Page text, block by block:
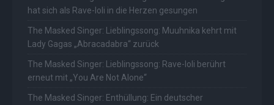
hat sich als Rave-Ioli in die Herzen gesungen
The Masked Singer: Lieblingssong: Muuhnika kehrt mit
Lady Gagas „Abracadabra“ zurück
The Masked Singer: Lieblingssong: Rave-Ioli berührt
erneut mit „You Are Not Alone“
The Masked Singer: Enthüllung: Ein deutscher